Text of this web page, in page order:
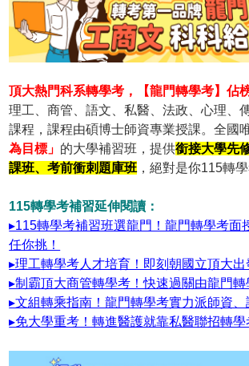
頂大熱門科系轉學考，【龍門轉學考】佔
理工、商管、語文、私醫、法政、心理、
課程，課程由碩博士師資專業授課。全國
為目標」 的大學補習班，提供銜接大學先
課班、考前衝刺題庫班 ，絕對是你115轉
115轉學考補習延伸閱讀：
▸115轉學考補習班選龍門！龍門轉學考面
任你挑！
▸理工轉學考人才培育！即刻朝國立頂大出
▸制霸頂大商管轉學考！快速過關由龍門轉
▸文組轉乘指南！龍門轉學考實力派師資、
▸免大學重考！轉進醫護就靠私醫聯招轉學